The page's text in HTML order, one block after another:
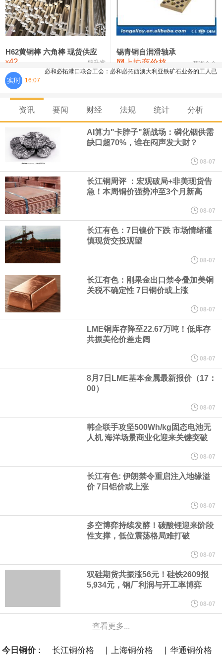
铸造铝合金锭(ZLD104) 24,300—24,500 24,400
压铸锌合金锭 26,500—26,700
氯化镍 38,300—40,300 39,300 0
H62黄铜棒 六角棒 现货供应
¥42 锦升发
锡青铜自润滑轴承
网上协商价格 芜湖合金
实时 16:07
必和必拓港口联合工会：必和必拓西澳大利亚铁矿石业务的工人已
8月7日，宇树科技董事长王兴兴网上路演时表示，报告期内，公司
研发费用金额分别为4,995.18万元、7,001.70万元、14,496.56万
元，最近3年复合增长率达70.36%，呈快速增长趋势，并形成多项
核心技术和知识产权。截至2026年1月31日，公司拥有262项专利权
（含境内发明专利20项）。
纽约期银日内涨4%，现报64.08美元/盎司。
宇树科技董事长、总经理兼首席技术官王兴兴在网上路演时表示，
经过多年研发创新和技术积累，公司逐步形成了包括一体化关节集
成技术、高紧凑度机器人身体集成技术、机器人激光雷达全自研核
心技术等多项已商业化应用的核心技术并已应用于公司的高性能通
美国总统特朗普6日否认他对国防部长赫格塞思不满，称对赫格塞思
所做的工作“非常满意”。特朗普在社交媒体上发帖称，一些媒体有关
他与赫格塞思就弹药短缺问题发生冲突的报道是“完全没有根据的谣
纽约期银突破64美元/盎司，日内涨3.91%。
据报道，威刚近日在法说会上表示，在需求增加、价格走高及货源
稳定的三大有利因素带动下，预期第3季度营运将优于第2季度，并
美国国会预算办公室（CBO）于当地时间5日发布报告称，美国海军
计划建造的15艘核动力“特朗普级”（Trump-class）战列舰，从研发
到采购的总费用可能高达2750亿美元，为美国有史以来最昂贵的水
面战舰项目之一。 根据CBO的初步估算，首舰造价约234亿美元，
资讯 要闻 财经 法规 统计 分析
AI算力"卡脖子"新战场：磷化铟供需
缺口超70%，谁在闷声发大财？
08-07
长江铜周评 ：宏观破局+非美现货告
急！本周铜价强势冲至3个月新高
08-07
长江有色：7日镍价下跌 市场情绪谨
慎现货交投观望
08-07
长江有色：刚果金出口禁令叠加美铜
关税不确定性 7日铜价或上涨
08-07
LME铜库存降至22.67万吨！低库存
共振美伦价差走阔
08-07
8月7日LME基本金属最新报价（17：
00）
08-07
韩企联手攻坚500Wh/kg固态电池无
人机 海洋场景商业化迎来关键突破
08-07
长江有色: 伊朗禁令重启注入地缘溢
价 7日铝价或上涨
08-07
多空博弈持续发酵！碳酸锂迎来阶段
性支撑，低位震荡格局难打破
08-07
双硅期货共振涨56元！硅铁2609报
5,934元，钢厂利润与开工率博弈
08-07
查看更多...
今日铜价 : 长江铜价格 | 上海铜价格 | 华通铜价格